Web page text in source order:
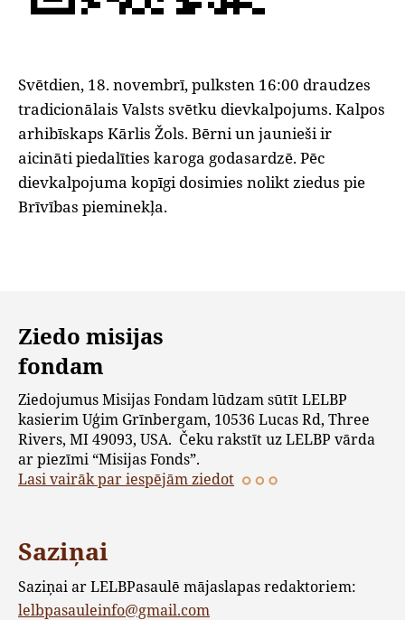
Svētdien, 18. novembrī, pulksten 16:00 draudzes
tradicionālais Valsts svētku dievkalpojums. Kalpos
arhibīskaps Kārlis Žols. Bērni un jaunieši ir
aicināti piedalīties karoga godasardzē. Pēc
dievkalpojuma kopīgi dosimies nolikt ziedus pie
Brīvības pieminekļa.
Ziedo misijas
fondam
Ziedojumus Misijas Fondam lūdzam sūtīt LELBP
kasierim Uģim Grīnbergam, 10536 Lucas Rd, Three
Rivers, MI 49093, USA. Čeku rakstīt uz LELBP vārda
ar piezīmi “Misijas Fonds”.
Lasi vairāk par iespējām ziedot
Saziņai
Saziņai ar LELBPasaulē mājaslapas redaktoriem:
lelbpasauleinfo@gmail.com